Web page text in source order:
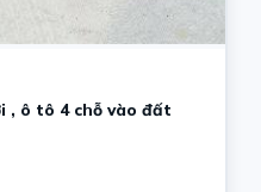
, ô tô 4 chỗ vào đất